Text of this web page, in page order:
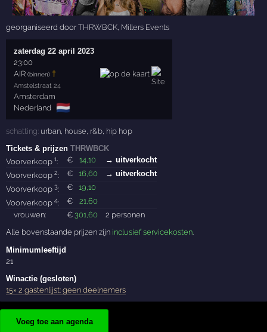
georganiseerd doorTHRWBCK, Millers Events
zaterdag 22 april 2023
23:00
AIR (binnen) †
Amstelstraat 24
Amsterdam
Nederland
🇳🇱
schatting: urban house r&b hip hop
Tickets & prijzenTHRWBCK
Voorverkoop1: € 14,10
→ uitverkocht
Voorverkoop2: € 16,60
→ uitverkocht
Voorverkoop3: € 19,10
Voorverkoop4: € 21,60
vrouwen:
€ 301,60
2 personen
Alle bovenstaande prijzen zijn inclusief servicekosten.
Minimumleeftijd
21
Winactie (gesloten)
15× 2 gastenlijst: geen deelnemers
Voeg toe aan agenda